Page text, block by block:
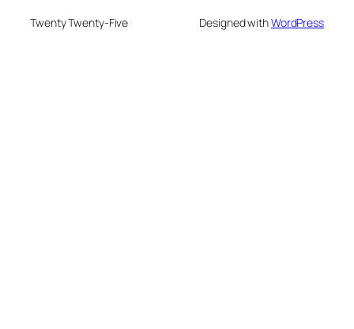
Twenty Twenty-Five Designed withWordPress